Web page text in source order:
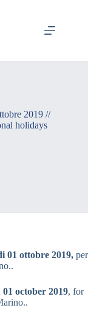
2019 //
holidays
01 ottobre 2019, per
01 october 2019, for